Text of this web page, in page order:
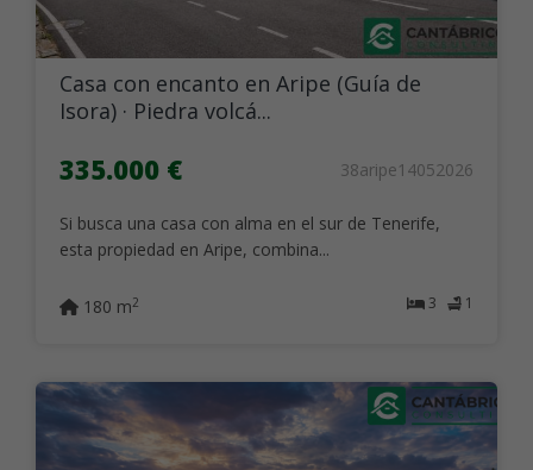
Casa con encanto en Aripe (Guía de
Isora) · Piedra volcá...
335.000 € 38aripe14052026
Si busca una casa con alma en el sur de Tenerife,
esta propiedad en Aripe, combina...
3 1
180 m2